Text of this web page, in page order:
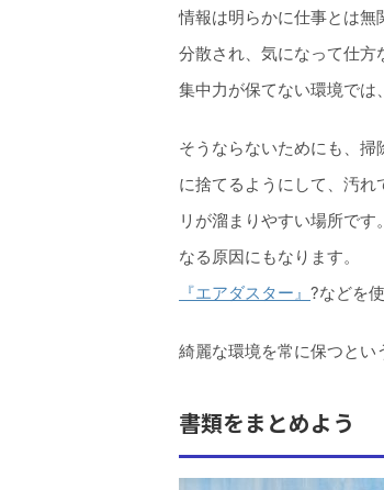
情報は明らかに仕事とは
分散され、気になって仕方
集中力が保てない環境では
そうならないためにも、
に捨てるようにして、汚
リが溜まりやすい場所で
なる原因にもなります。
『エアダスター』 ?などを
綺麗な環境を常に保つとい
書類をまとめよう